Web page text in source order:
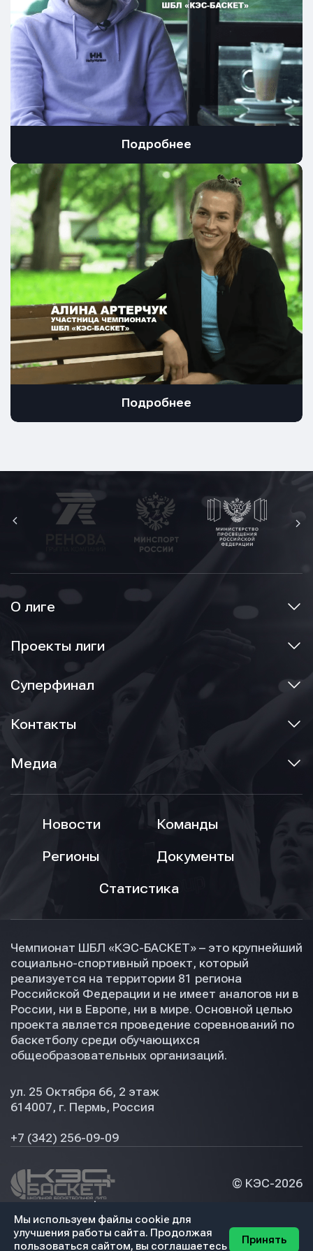
Подробнее
Подробнее
О лиге
Проекты лиги
Суперфинал
Контакты
Медиа
Новости
Команды
Регионы
Документы
Статистика
Чемпионат ШБЛ «КЭС-БАСКЕТ» – это крупнейший
социально-спортивный проект, который
реализуется на территории 81 региона
Российской Федерации и не имеет аналогов ни в
России, ни в Европе, ни в мире. Основной целью
проекта является проведение соревнований по
баскетболу среди обучающихся
общеобразовательных организаций.
ул. 25 Октября 66, 2 этаж
614007, г. Пермь, Россия
+7 (342) 256-09-09
© КЭС-2026
Мы используем файлы cookie для
улучшения работы сайта. Продолжая
пользоваться сайтом, вы соглашаетесь
Принять